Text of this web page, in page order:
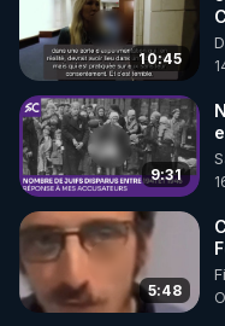
🌱 INSTAGRAM
https://
http://rgnr.li/
🌱 LA NEWSLETTER
Pour ne pas rater
http://rgnr.li/news
🌱 VIDÉOS NON
10:45
9:31
5:48